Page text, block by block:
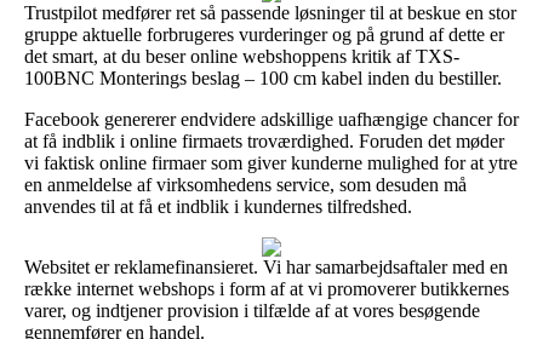
Trustpilot medfører ret så passende løsninger til at beskue en stor
gruppe aktuelle forbrugeres vurderinger og på grund af dette er
det smart, at du beser online webshoppens kritik af TXS-
100BNC Monterings beslag – 100 cm kabel inden du bestiller.
Facebook genererer endvidere adskillige uafhængige chancer for
at få indblik i online firmaets troværdighed. Foruden det møder
vi faktisk online firmaer som giver kunderne mulighed for at ytre
en anmeldelse af virksomhedens service, som desuden må
anvendes til at få et indblik i kundernes tilfredshed.
Websitet er reklamefinansieret. Vi har samarbejdsaftaler med en
række internet webshops i form af at vi promoverer butikkernes
varer, og indtjener provision i tilfælde af at vores besøgende
gennemfører en handel.